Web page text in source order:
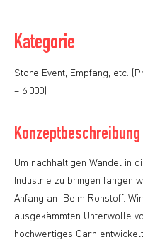
Kategorie
Store Event, Empfang, etc.
– 6.000)
Konzeptbeschreibung
Um nachhaltigen Wandel in
Industrie zu bringen fangen
Anfang an: Beim Rohstoff.
ausgekämmten Unterwolle
hochwertiges Garn